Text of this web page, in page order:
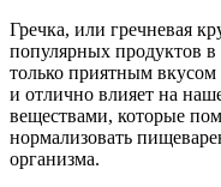
Гречка, или гречневая
популярных продуктов в
только приятным вкусом
и отлично влияет на
веществами, которые
нормализовать
организма.